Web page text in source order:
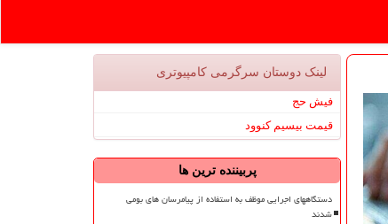
لینک دوستان سرگرمی كامپیوتری
فیش حج
قیمت بیسیم کنوود
پربیننده ترین ها
دستگاههای اجرایی موظف به استفاده از پیامرسان های بومی
شدند